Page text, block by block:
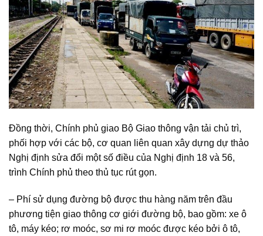
Đồng thời, Chính phủ giao Bộ Giao thông vận tải chủ trì,
phối hợp với các bộ, cơ quan liên quan xây dựng dự thảo
Nghị định sửa đổi một số điều của Nghị định 18 và 56,
trình Chính phủ theo thủ tục rút gọn.
– Phí sử dụng đường bộ được thu hàng năm trên đầu
phương tiện giao thông cơ giới đường bộ, bao gồm: xe ô
tô, máy kéo; rơ moóc, sơ mi rơ moóc được kéo bởi ô tô,